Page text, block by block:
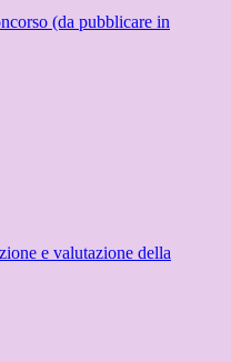
(da pubblicare in
e valutazione della